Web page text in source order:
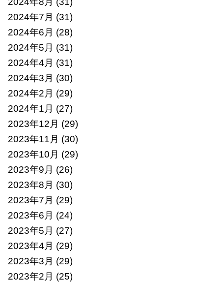
2024年7月 (31)
2024年6月 (28)
2024年5月 (31)
2024年4月 (31)
2024年3月 (30)
2024年2月 (29)
2024年1月 (27)
2023年12月 (29)
2023年11月 (30)
2023年10月 (29)
2023年9月 (26)
2023年8月 (30)
2023年7月 (29)
2023年6月 (24)
2023年5月 (27)
2023年4月 (29)
2023年3月 (29)
2023年2月 (25)